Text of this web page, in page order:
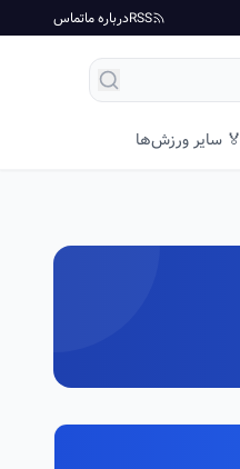
RSSدرباره ماتماس
🏅 سایر ورزش‌ها